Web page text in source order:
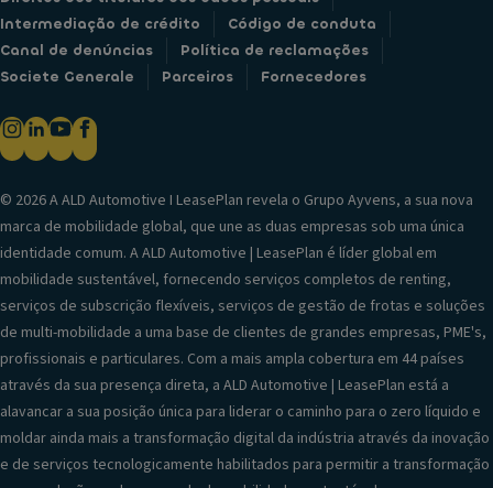
Intermediação de crédito
Código de conduta
Canal de denúncias
Política de reclamações
Societe Generale
Parceiros Fornecedores
© 2026 A ALD Automotive I LeasePlan revela o Grupo Ayvens, a sua nova
marca de mobilidade global, que une as duas empresas sob uma única
identidade comum. A ALD Automotive | LeasePlan é líder global em
mobilidade sustentável, fornecendo serviços completos de renting,
serviços de subscrição flexíveis, serviços de gestão de frotas e soluções
de multi-mobilidade a uma base de clientes de grandes empresas, PME's,
profissionais e particulares. Com a mais ampla cobertura em 44 países
através da sua presença direta, a ALD Automotive | LeasePlan está a
alavancar a sua posição única para liderar o caminho para o zero líquido e
moldar ainda mais a transformação digital da indústria através da inovação
e de serviços tecnologicamente habilitados para permitir a transformação